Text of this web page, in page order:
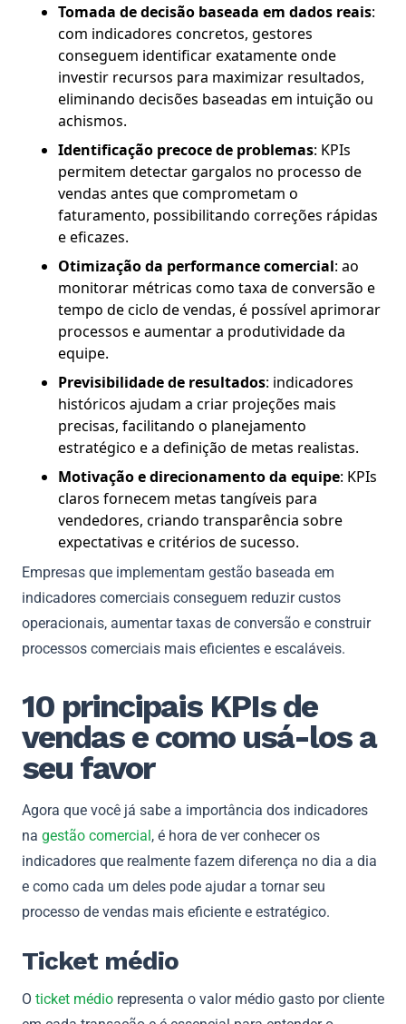
Tomada de decisão baseada em dados reais:
com indicadores concretos, gestores
conseguem identificar exatamente onde
investir recursos para maximizar resultados,
eliminando decisões baseadas em intuição ou
achismos.
Identificação precoce de problemas: KPIs
permitem detectar gargalos no processo de
vendas antes que comprometam o
faturamento, possibilitando correções rápidas
e eficazes.
Otimização da performance comercial: ao
monitorar métricas como taxa de conversão e
tempo de ciclo de vendas, é possível aprimorar
processos e aumentar a produtividade da
equipe.
Previsibilidade de resultados: indicadores
históricos ajudam a criar projeções mais
precisas, facilitando o planejamento
estratégico e a definição de metas realistas.
Motivação e direcionamento da equipe: KPIs
claros fornecem metas tangíveis para
vendedores, criando transparência sobre
expectativas e critérios de sucesso.
Empresas que implementam gestão baseada em
indicadores comerciais conseguem reduzir custos
operacionais, aumentar taxas de conversão e construir
processos comerciais mais eficientes e escaláveis.
10 principais KPIs de
vendas e como usá-los a
seu favor
Agora que você já sabe a importância dos indicadores
na gestão comercial, é hora de ver conhecer os
indicadores que realmente fazem diferença no dia a dia
e como cada um deles pode ajudar a tornar seu
processo de vendas mais eficiente e estratégico.
Ticket médio
O ticket médio representa o valor médio gasto por cliente